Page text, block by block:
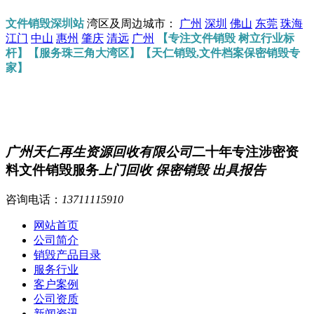
文件销毁深圳站湾区及周边城市： 广州 深圳 佛山 东莞 珠海
江门 中山 惠州 肇庆 清远 广州
【专注文件销毁 树立行业标
杆】【服务珠三角大湾区】【天仁销毁,文件档案保密销毁专
家】
广州天仁再生资源回收有限公司二十年专注涉密资
料文件销毁服务 上门回收 保密销毁 出具报告
咨询电话： 13711115910
网站首页
公司简介
销毁产品目录
服务行业
客户案例
公司资质